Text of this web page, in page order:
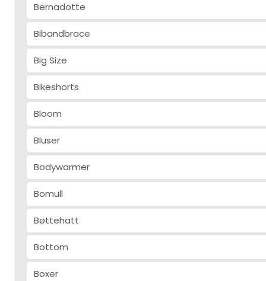
Bernadotte
Bibandbrace
Big Size
Bikeshorts
Bloom
Bluser
Bodywarmer
Bomull
Bøttehatt
Bottom
Boxer